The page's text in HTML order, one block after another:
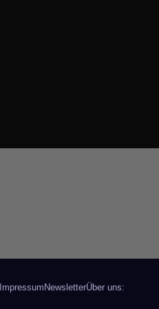
Impressum NewsletterÜber uns: